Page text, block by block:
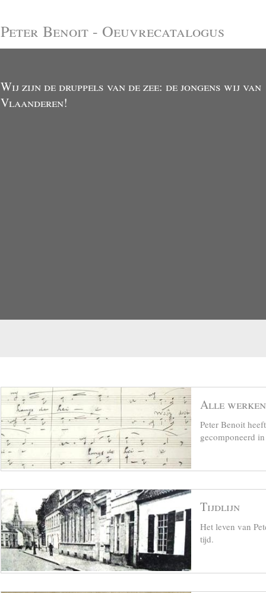
Peter Benoit - Oeuvrecatalogus
Wij zijn de druppels van de zee: de jongens wij van
Vlaanderen!
Alle werken
Peter Benoit
gecomponeerd
Tijdlijn
Het leven van
tijd.